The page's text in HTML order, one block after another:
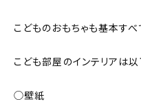
こどものおもちゃも基本す
こども部屋のインテリアは
◯壁紙